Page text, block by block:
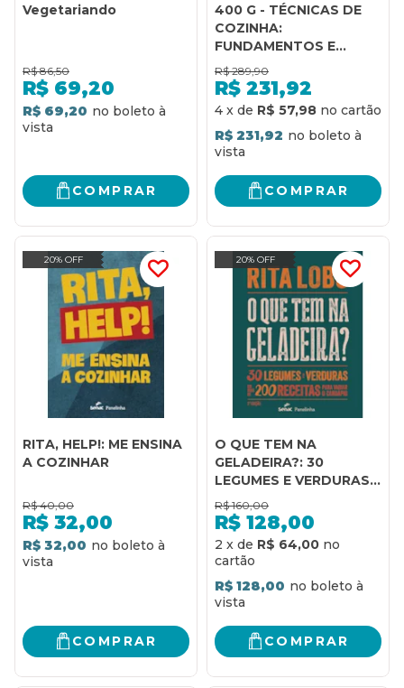
Vegetariando
R$ 86,50
R$ 69,20
R$ 69,20
COMPRAR
400 G - TÉCNICAS DE
COZINHA:
FUNDAMENTOS E
TÉCNICAS DE
CULINÁRIA APLICADOS
EM MAIS DE 300
RECEITAS
R$ 289,90
R$ 231,92
4 x de R$ 57,98
R$ 231,92
COMPRAR
20% OFF
RITA, HELP!: ME ENSINA
A COZINHAR
R$ 40,00
R$ 32,00
R$ 32,00
COMPRAR
20% OFF
O QUE TEM NA
GELADEIRA?: 30
LEGUMES E VERDURAS
EM MAIS DE 200
RECEITAS PARA VARIAR
O CARDÁPIO
R$ 160,00
R$ 128,00
2 x de R$ 64,00
R$ 128,00
COMPRAR